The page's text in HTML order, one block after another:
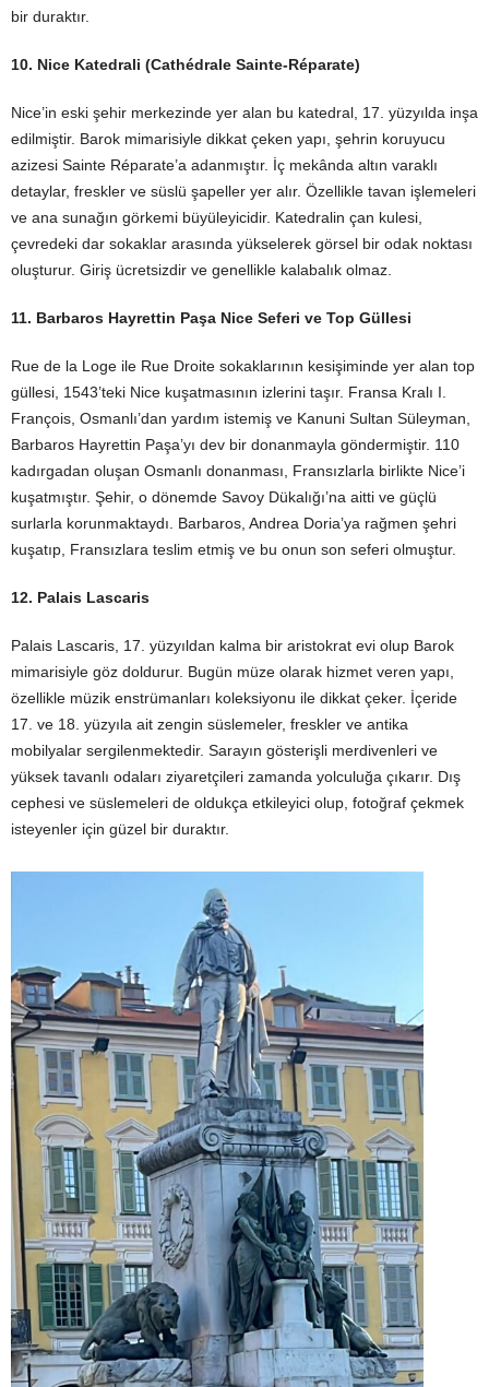
bir duraktır.
10. Nice Katedrali (Cathédrale Sainte-Réparate)
Nice’in eski şehir merkezinde yer alan bu katedral, 17. yüzyılda inşa
edilmiştir. Barok mimarisiyle dikkat çeken yapı, şehrin koruyucu
azizesi Sainte Réparate’a adanmıştır. İç mekânda altın varaklı
detaylar, freskler ve süslü şapeller yer alır. Özellikle tavan işlemeleri
ve ana sunağın görkemi büyüleyicidir. Katedralin çan kulesi,
çevredeki dar sokaklar arasında yükselerek görsel bir odak noktası
oluşturur. Giriş ücretsizdir ve genellikle kalabalık olmaz.
11. Barbaros Hayrettin Paşa Nice Seferi ve Top Güllesi
Rue de la Loge ile Rue Droite sokaklarının kesişiminde yer alan top
güllesi, 1543’teki Nice kuşatmasının izlerini taşır. Fransa Kralı I.
François, Osmanlı’dan yardım istemiş ve Kanuni Sultan Süleyman,
Barbaros Hayrettin Paşa’yı dev bir donanmayla göndermiştir. 110
kadırgadan oluşan Osmanlı donanması, Fransızlarla birlikte Nice’i
kuşatmıştır. Şehir, o dönemde Savoy Dükalığı’na aitti ve güçlü
surlarla korunmaktaydı. Barbaros, Andrea Doria’ya rağmen şehri
kuşatıp, Fransızlara teslim etmiş ve bu onun son seferi olmuştur.
12. Palais Lascaris
Palais Lascaris, 17. yüzyıldan kalma bir aristokrat evi olup Barok
mimarisiyle göz doldurur. Bugün müze olarak hizmet veren yapı,
özellikle müzik enstrümanları koleksiyonu ile dikkat çeker. İçeride
17. ve 18. yüzyıla ait zengin süslemeler, freskler ve antika
mobilyalar sergilenmektedir. Sarayın gösterişli merdivenleri ve
yüksek tavanlı odaları ziyaretçileri zamanda yolculuğa çıkarır. Dış
cephesi ve süslemeleri de oldukça etkileyici olup, fotoğraf çekmek
isteyenler için güzel bir duraktır.